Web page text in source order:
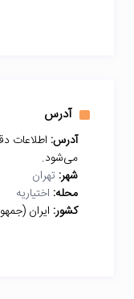
آدرس
آدرس: اطلاعات
می‌شود.
شهر: تهران
محله: اختیاریه
کشور: ایران